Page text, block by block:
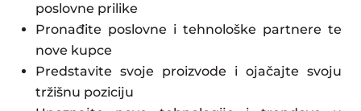
poslovne prilike
Pronađite poslovne i tehnološke partnere te
nove kupce
Predstavite svoje proizvode i ojačajte svoju
tržišnu poziciju